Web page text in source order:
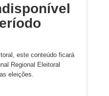
este conteúdo ficará
Regional Eleitoral
eleições.